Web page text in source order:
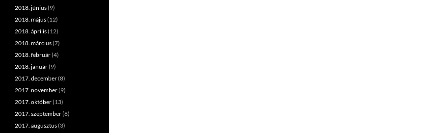
2018. június(9)
2018. május(12)
2018. április(12)
2018. március(7)
2018. február(4)
2018. január(9)
2017. december(8)
2017. november(9)
2017. október(13)
2017. szeptember(8)
2017. augusztus(3)